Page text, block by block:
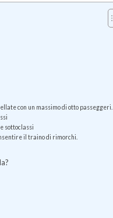
con un massimo di otto passeggeri.
sottoclassi
il traino di rimorchi.